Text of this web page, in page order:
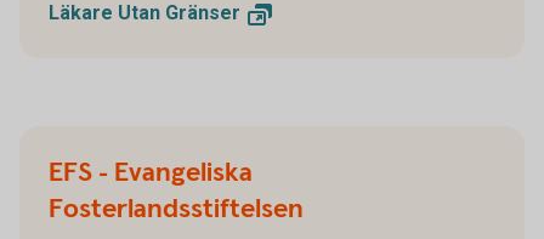
Läkare Utan Gränser
EFS - Evangeliska
Fosterlandsstiftelsen